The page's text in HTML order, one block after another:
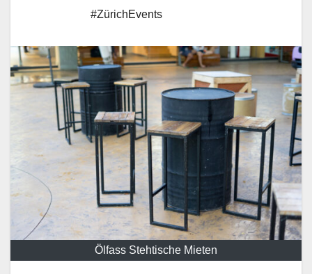
#ZürichEvents
Ölfass Stehtische Mieten